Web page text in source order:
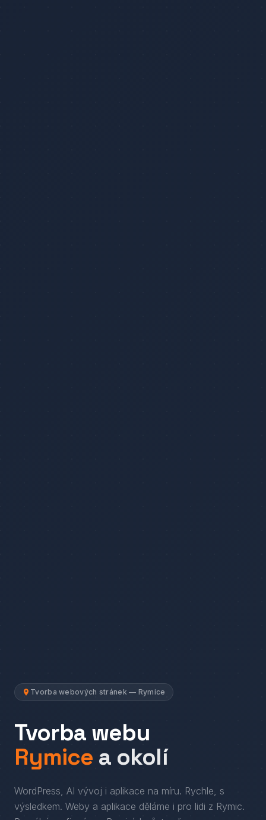
Tvorba webových stránek — Rymice
Tvorba webu
Rymice a okolí
WordPress, AI vývoj i aplikace na míru. Rychle, s
výsledkem. Weby a aplikace děláme i pro lidi z Rymic.